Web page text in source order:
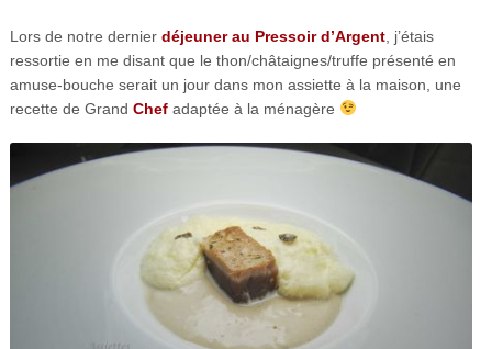
Lors de notre dernier déjeuner au Pressoir d’Argent, j’étais
ressortie en me disant que le thon/châtaignes/truffe présenté en
amuse-bouche serait un jour dans mon assiette à la maison, une
recette de Grand Chefadaptée à la ménagère